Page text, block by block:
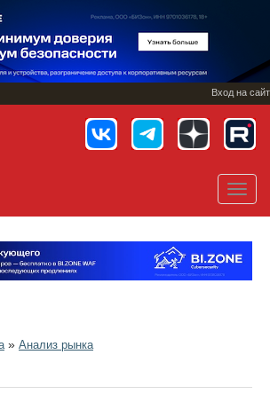
Вход на сайт
» Анализ рынка